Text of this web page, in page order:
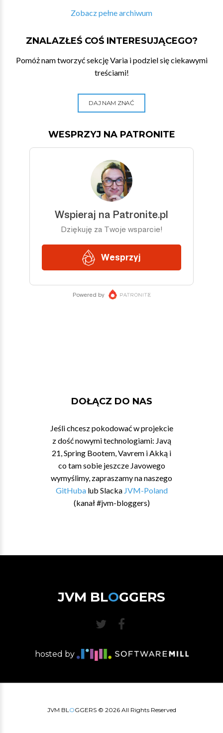
Zobacz pełne archiwum
ZNALAZŁEŚ COŚ INTERESUJĄCEGO?
Pomóż nam tworzyć sekcję Varia i podziel się ciekawymi
treściami!
DAJ NAM ZNAĆ
WESPRZYJ NA PATRONITE
DOŁĄCZ DO NAS
Jeśli chcesz pokodować w projekcie
z dość nowymi technologiami: Javą
21, Spring Bootem, Vavrem i Akką i
co tam sobie jeszcze Javowego
wymyślimy, zapraszamy na naszego
GitHubalub Slacka JVM-Poland
(kanał #jvm-bloggers)
JVM BLOGGERS
hosted by
JVM BLOGGERS © 2026All Rights Reserved